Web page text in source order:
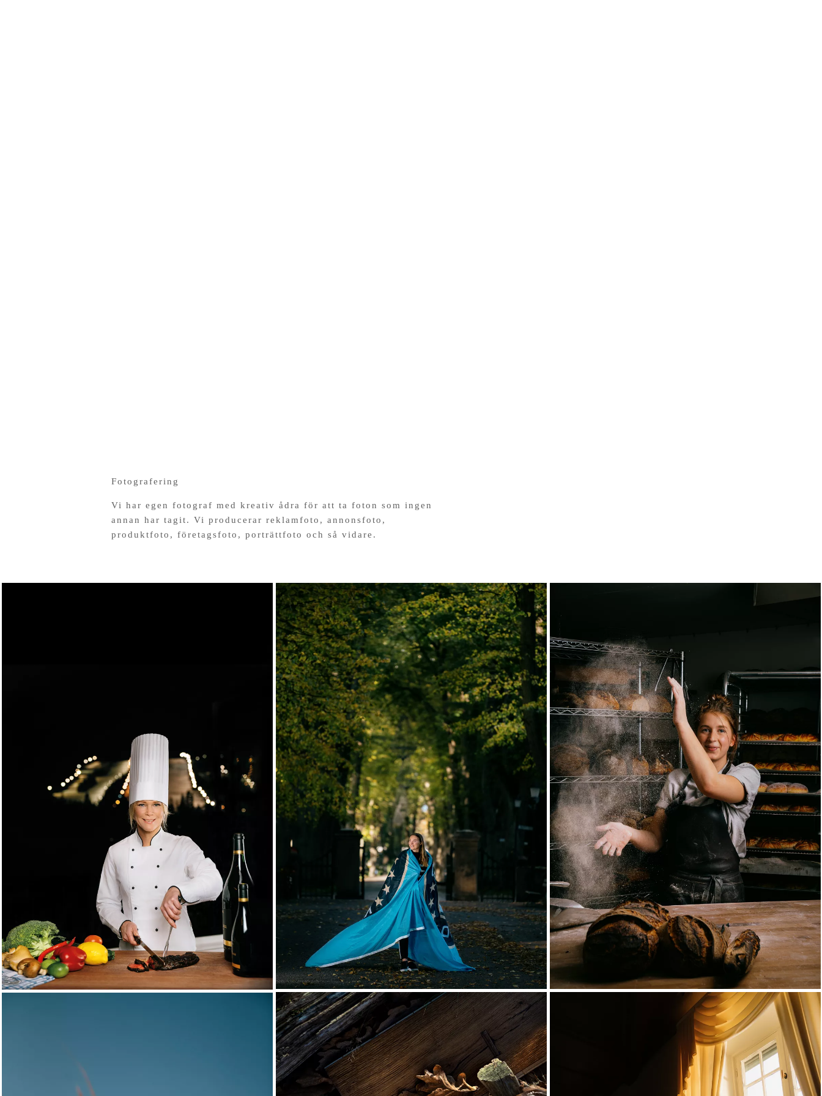
Fotografering
Vi har egen fotograf med kreativ ådra för att ta foton som ingen
annan har tagit. Vi producerar reklamfoto, annonsfoto,
produktfoto, företagsfoto, porträttfoto och så vidare.